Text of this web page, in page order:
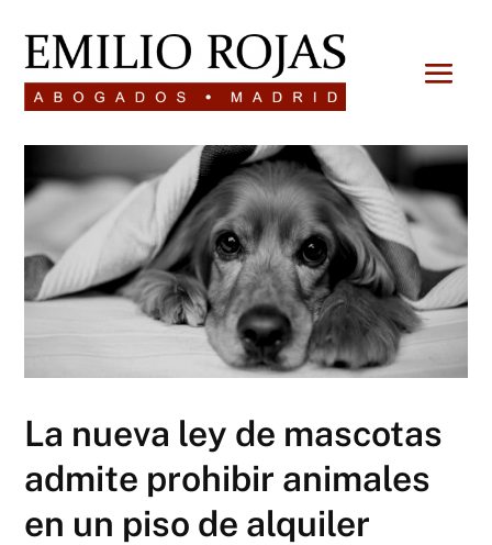
La nueva ley de mascotas
admite prohibir animales
en un piso de alquiler